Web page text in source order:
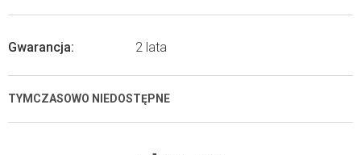
TYMCZASOWO NIEDOSTĘPNE
Gwarancja: 2 lata